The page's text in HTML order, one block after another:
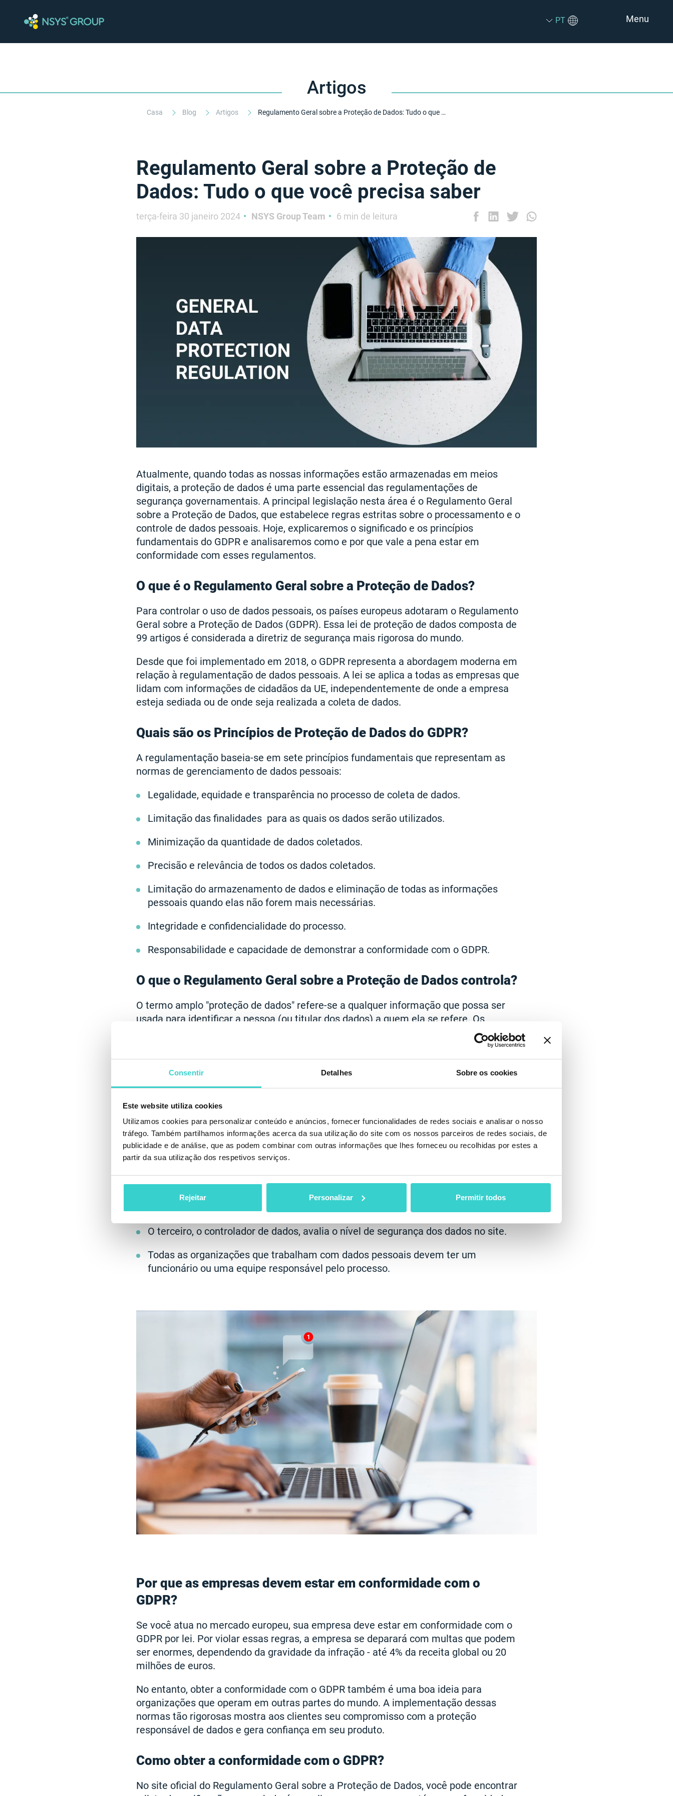
Consentir Detalhes Sobre os cookies
Este website utiliza cookies
Utilizamos cookies para personalizar conteúdo e anúncios, fornecer funcionalidades de redes sociais e analisar o nosso
tráfego. Também partilhamos informações acerca da sua utilização do site com os nossos parceiros de redes sociais, de
publicidade e de análise, que as podem combinar com outras informações que lhes forneceu ou recolhidas por estes a
partir da sua utilização dos respetivos serviços.
Rejeitar Personalizar Permitir todos
PT Menu
Artigos
Casa Blog Artigos Regulamento Geral sobre a Proteção de Dados: Tudo o que você precisa saber
Regulamento Geral sobre a Proteção de
Dados: Tudo o que você precisa saber
terça-feira 30 janeiro 2024 NSYS Group Team 6 min de leitura
Atualmente, quando todas as nossas informações estão armazenadas em meios
digitais, a proteção de dados é uma parte essencial das regulamentações de
segurança governamentais. A principal legislação nesta área é o Regulamento Geral
sobre a Proteção de Dados, que estabelece regras estritas sobre o processamento e o
controle de dados pessoais. Hoje, explicaremos o significado e os princípios
fundamentais do GDPR e analisaremos como e por que vale a pena estar em
conformidade com esses regulamentos.
O que é o Regulamento Geral sobre a Proteção de Dados?
Para controlar o uso de dados pessoais, os países europeus adotaram o Regulamento
Geral sobre a Proteção de Dados (GDPR). Essa lei de proteção de dados composta de
99 artigos é considerada a diretriz de segurança mais rigorosa do mundo.
Desde que foi implementado em 2018, o GDPR representa a abordagem moderna em
relação à regulamentação de dados pessoais. A lei se aplica a todas as empresas que
lidam com informações de cidadãos da UE, independentemente de onde a empresa
esteja sediada ou de onde seja realizada a coleta de dados.
Quais são os Princípios de Proteção de Dados do GDPR?
A regulamentação baseia-se em sete princípios fundamentais que representam as
normas de gerenciamento de dados pessoais:
Legalidade, equidade e transparência no processo de coleta de dados.
Limitação das finalidades para as quais os dados serão utilizados.
Minimização da quantidade de dados coletados.
Precisão e relevância de todos os dados coletados.
Limitação do armazenamento de dados e eliminação de todas as informações
pessoais quando elas não forem mais necessárias.
Integridade e confidencialidade do processo.
Responsabilidade e capacidade de demonstrar a conformidade com o GDPR.
O que o Regulamento Geral sobre a Proteção de Dados controla?
O termo amplo "proteção de dados" refere-se a qualquer informação que possa ser
usada para identificar a pessoa (ou titular dos dados) a quem ela se refere. Os
exemplos mais proeminentes são nome, endereço, dados biométricos e números de
documentos. Além disso, dados pessoais incluem informações sobre sites visitados,
histórico de pesquisa, endereços IP, etc.
vários aspectos:
Os sites devem notificar os visitantes sobre as informações que coletam.
Antes de coletá-las, os sites precisam obter o consentimento do titular dos dados
Em caso de violação de dados pessoais, os sites são obrigados a informar os
O terceiro, o controlador de dados, avalia o nível de segurança dos dados no site.
Todas as organizações que trabalham com dados pessoais devem ter um
funcionário ou uma equipe responsável pelo processo.
Por que as empresas devem estar em conformidade com o
GDPR?
Se você atua no mercado europeu, sua empresa deve estar em conformidade com o
GDPR por lei. Por violar essas regras, a empresa se deparará com multas que podem
ser enormes, dependendo da gravidade da infração - até 4% da receita global ou 20
milhões de euros.
No entanto, obter a conformidade com o GDPR também é uma boa ideia para
organizações que operam em outras partes do mundo. A implementação dessas
normas tão rigorosas mostra aos clientes seu compromisso com a proteção
responsável de dados e gera confiança em seu produto.
Como obter a conformidade com o GDPR?
No site oficial do Regulamento Geral sobre a Proteção de Dados, você pode encontrar